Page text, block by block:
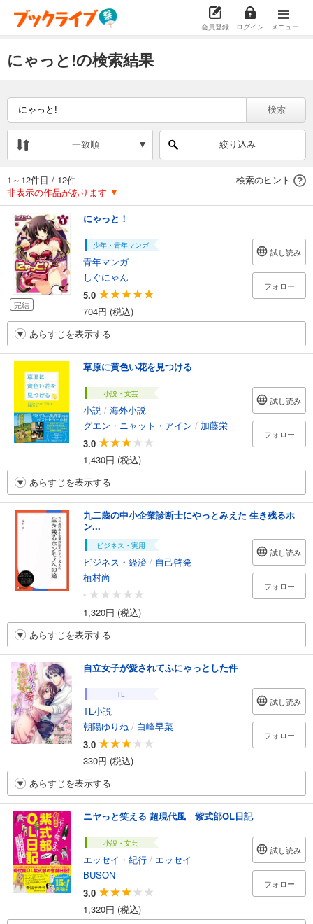
会員登録 ログイン メニュー
にゃっと!の検索結果
検索
一致順 絞り込み
1～12件目 / 12件
検索のヒント
非表示の作品があります
完結
にゃっと！
少年・青年マンガ
青年マンガ
しぐにゃん
5.0
704円 (税込)
試し読み
フォロー
あらすじを表示する
草原に黄色い花を見つける
小説・文芸
小説 / 海外小説
グエン・ニャット・アイン / 加藤栄
3.0
1,430円 (税込)
試し読み
フォロー
あらすじを表示する
九二歳の中小企業診断士にやっとみえた 生き残るホ
ン...
ビジネス・実用
ビジネス・経済 / 自己啓発
植村尚
-
1,320円 (税込)
試し読み
フォロー
あらすじを表示する
自立女子が愛されてふにゃっとした件
TL
TL小説
朝陽ゆりね / 白峰早菜
3.0
330円 (税込)
試し読み
フォロー
あらすじを表示する
ニヤっと笑える 超現代風 紫式部OL日記
小説・文芸
エッセイ・紀行 / エッセイ
BUSON
3.0
1,320円 (税込)
試し読み
フォロー